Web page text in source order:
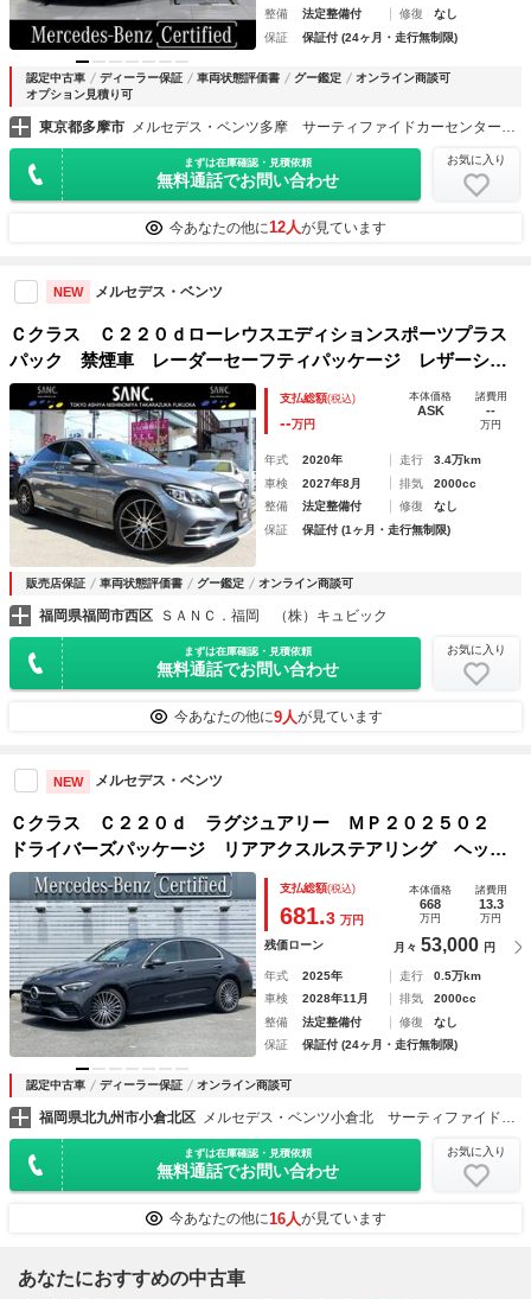
整備
法定整備付 修復
なし
保証
保証付 (24ヶ月・走行無制限)
認定中古車 ディーラー保証 車両状態評価書 グー鑑定
オンライン商談可
オプション見積り可
東京都多摩市
まずは在庫確認・見積依頼
無料通話でお問い合わせ
お気に入り
今あなたの他に12人が見ています
NEW メルセデス・ベンツ
Ｃクラス Ｃ２２０ｄローレウスエディションスポーツプラス
パック 禁煙車 レーダーセーフティパッケージ レザーシー
ト パワー＆シートヒーター エアボディコントロール １９
インチアルミホイール 純正ナビゲーション ＴＶ カープレ
イ・アンドロイドオート バックカメラ
支払総額(税込)
--万円
本体価格
ASK
諸費用
--
万円
年式 2020年 走行
3.4万km
車検
2027年8月 排気
2000cc
整備
法定整備付 修復
なし
保証
保証付 (1ヶ月・走行無制限)
販売店保証 車両状態評価書 グー鑑定 オンライン商談可
福岡県福岡市西区 ＳＡＮＣ．福岡 （株）キュビック
まずは在庫確認・見積依頼
無料通話でお問い合わせ
お気に入り
今あなたの他に9人が見ています
NEW メルセデス・ベンツ
Ｃクラス Ｃ２２０ｄ ラグジュアリー ＭＰ２０２５０２
ドライバーズパッケージ リアアクスルステアリング ヘッド
アップディスプレイ 元デモカー メルセデスケア継承 禁煙
車 正規認定中古車 ＭＢＵＸ ３６０°カメラシステム
支払総額(税込)
681.3 万円
本体価格
668
万円
諸費用
13.3
万円
残価ローン 月々 53,000 円
年式 2025年 走行
0.5万km
車検
2028年11月 排気
2000cc
整備
法定整備付 修復
なし
保証
保証付 (24ヶ月・走行無制限)
認定中古車 ディーラー保証 オンライン商談可
福岡県北九州市小倉北区 メルセデス・ベンツ小倉北 サーティファイドカーセンター （株）シュテルン福岡
まずは在庫確認・見積依頼
無料通話でお問い合わせ
お気に入り
今あなたの他に16人が見ています
あなたにおすすめの中古車